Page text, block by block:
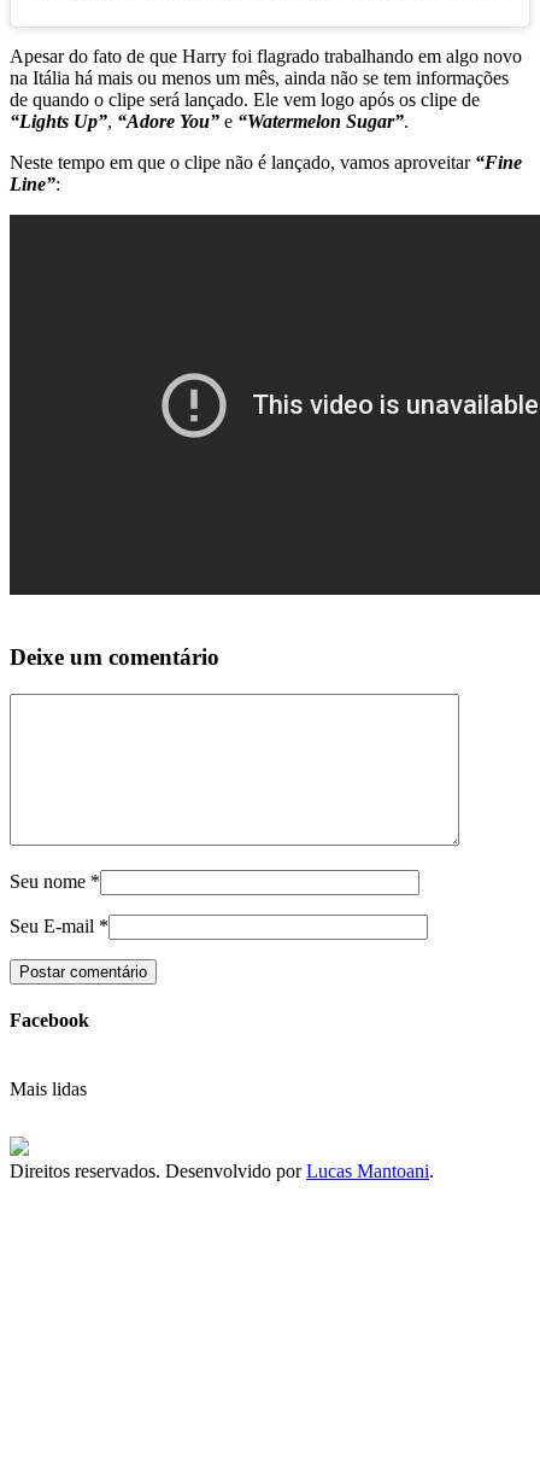
Apesar do fato de que Harry foi flagrado trabalhando em algo novo
na Itália há mais ou menos um mês, ainda não se tem informações
de quando o clipe será lançado. Ele vem logo após os clipe de
“Lights Up”, “Adore You” e “Watermelon Sugar”.
Neste tempo em que o clipe não é lançado, vamos aproveitar “Fine
Line”:
Deixe um comentário
Seu nome *
Seu E-mail *
Facebook
Mais lidas
Direitos reservados. Desenvolvido porLucas Mantoani.